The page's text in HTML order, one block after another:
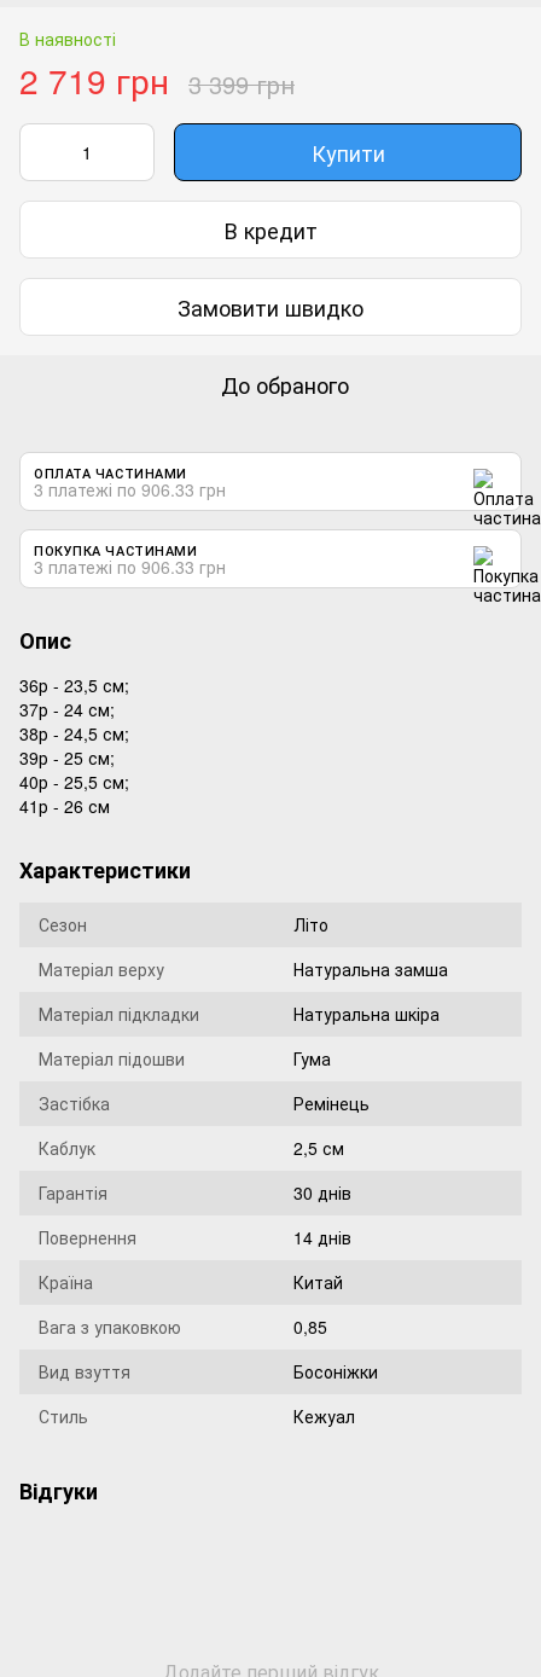
В наявності
2 719 грн 3 399 грн
Купити
В кредит
Замовити швидко
До обраного
ОПЛАТА ЧАСТИНАМИ
3 платежі по 906.33 грн
ПОКУПКА ЧАСТИНАМИ
3 платежі по 906.33 грн
Опис
36р - 23,5 см;
37р - 24 см;
38р - 24,5 см;
39р - 25 см;
40р - 25,5 см;
41р - 26 см
Характеристики
Сезон
Літо
Матеріал верху
Натуральна замша
Матеріал підкладки
Натуральна шкіра
Матеріал підошви
Гума
Застібка
Ремінець
Каблук
2,5 см
Гарантія
30 днів
Повернення
14 днів
Країна
Китай
Вага з упаковкою
0,85
Вид взуття
Босоніжки
Стиль
Кежуал
Відгуки